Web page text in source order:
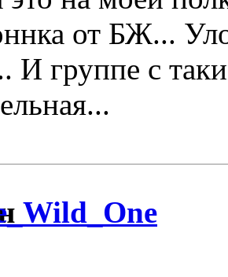
от БЖ...
И группе с